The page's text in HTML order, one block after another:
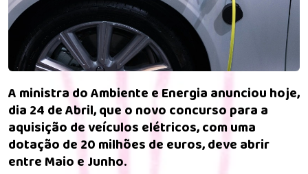
A ministra do Ambiente e Energia anunciou hoje,
dia 24 de Abril, que o novo concurso para a
aquisição de veículos elétricos, com uma
dotação de 20 milhões de euros, deve abrir
entre Maio e Junho.